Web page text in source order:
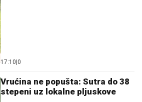
17:10 0
Vrućina ne popušta: Sutra do 38
stepeni uz lokalne pljuskove